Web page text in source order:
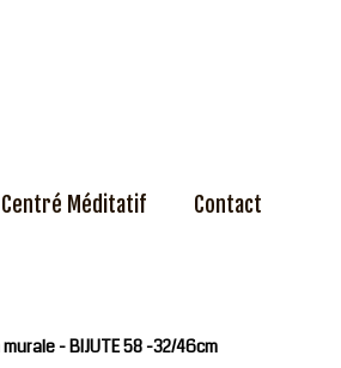
Centré Méditatif Contact
- BIJUTE 58 -32/46cm